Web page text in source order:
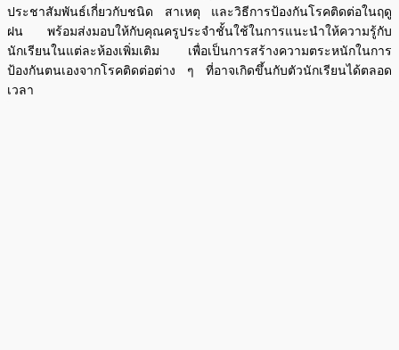
ประชาสัมพันธ์เกี่ยวกับชนิด สาเหตุ และวิธีการป้องกันโรคติดต่อในฤดู
ฝน พร้อมส่งมอบให้กับคุณครูประจำชั้นใช้ในการแนะนำให้ความรู้กับ
นักเรียนในแต่ละห้องเพิ่มเติม เพื่อเป็นการสร้างความตระหนักในการ
ป้องกันตนเองจากโรคติดต่อต่าง ๆ ที่อาจเกิดขึ้นกับตัวนักเรียนได้ตลอด
เวลา